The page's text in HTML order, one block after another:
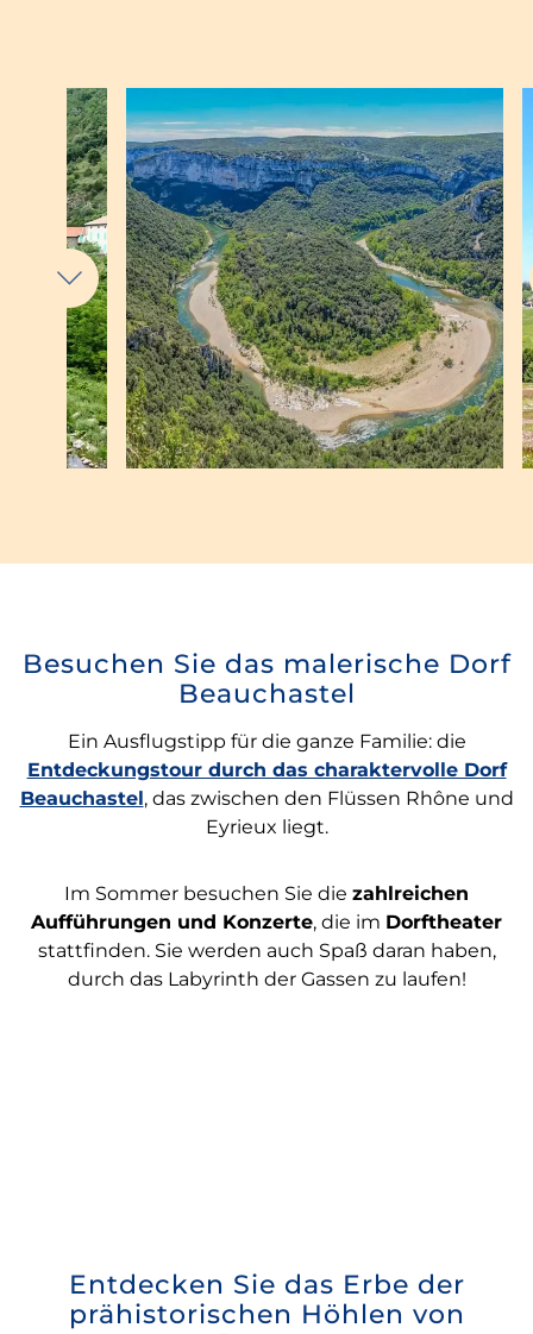
Besuchen Sie das malerische Dorf
Beauchastel
Ein Ausflugstipp für die ganze Familie: die
Entdeckungstour durch das charaktervolle Dorf
Beauchastel, das zwischen den Flüssen Rhône und
Eyrieux liegt.
Im Sommer besuchen Sie die zahlreichen
Aufführungen und Konzerte, die im Dorftheater
stattfinden. Sie werden auch Spaß daran haben,
durch das Labyrinth der Gassen zu laufen!
Entdecken Sie das Erbe der
prähistorischen Höhlen von